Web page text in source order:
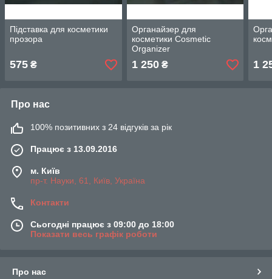
Підставка для косметики
прозора
575 ₴
Органайзер для
косметики Cosmetic
Organizer
1 250₴ 1
Про нас
100% позитивних з 24 відгуків за рік
Працює з 13.09.2016
м. Київ
пр-т. Науки, 61, Київ, Україна
Контакти
Сьогодні працює з 09:00 до 18:00
Показати весь графік роботи
Про нас